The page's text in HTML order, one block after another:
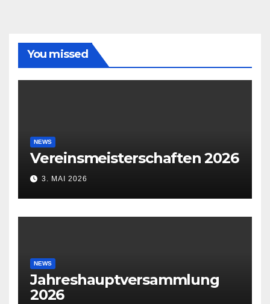
You missed
NEWS
Vereinsmeisterschaften 2026
3. MAI 2026
NEWS
Jahreshauptversammlung
2026